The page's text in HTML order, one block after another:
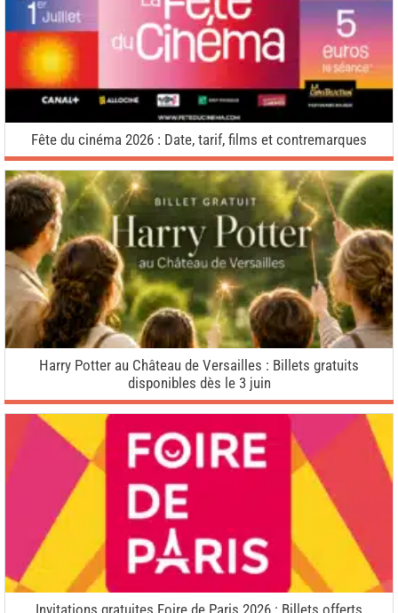
Fête du cinéma 2026 : Date, tarif, films et contremarques
Harry Potter au Château de Versailles : Billets gratuits
disponibles dès le 3 juin
Invitations gratuites Foire de Paris 2026 : Billets offerts